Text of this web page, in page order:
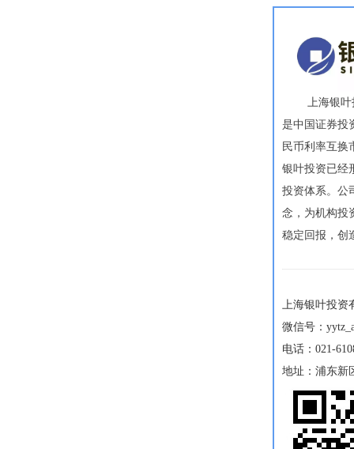
上海银
是中国证券投
民币利率互换
银叶投资已经
投资体系。 公
念，为机构投
稳定回报，创
上海银叶投资
微信号：
电话：021-
地址：浦东新